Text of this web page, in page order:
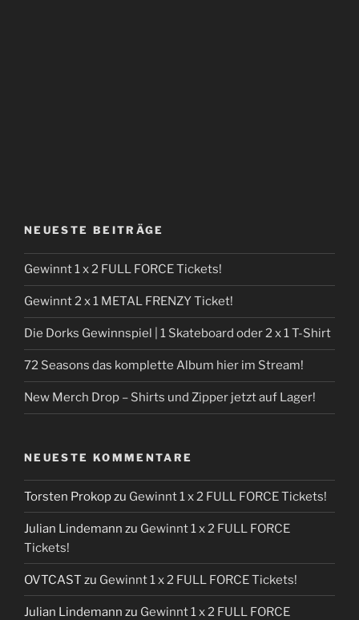
NEUESTE BEITRÄGE
Gewinnt 1 x 2 FULL FORCE Tickets!
Gewinnt 2 x 1 METAL FRENZY Ticket!
Die Dorks Gewinnspiel | 1 Skateboard oder 2 x 1 T-Shirt
72 Seasons das komplette Album hier im Stream!
New Merch Drop – Shirts und Zipper jetzt auf Lager!
NEUESTE KOMMENTARE
Torsten Prokopzu Gewinnt 1 x 2 FULL FORCE Tickets!
Julian Lindemann zu Gewinnt 1 x 2 FULL FORCE
Tickets!
OVTCAST zu Gewinnt 1 x 2 FULL FORCE Tickets!
Julian Lindemann zu Gewinnt 1 x 2 FULL FORCE